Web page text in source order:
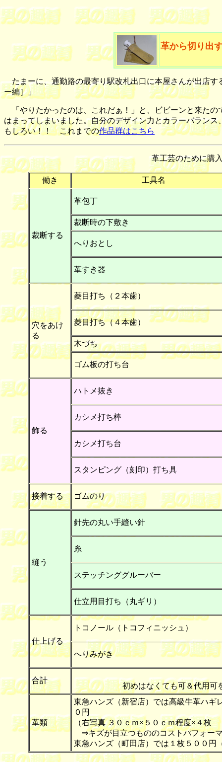
革から切り出
たまーに、通勤路の最寄り駅改札出口に本屋さんが出店す
ー編］」
「やりたかったのは、これだぁ！」と、ビビーンと来たの
はまってしまいました。自分のデザイン力とカラーバラン
もしろい！！ これまでの作品群はこちら
革工芸のために購
働き 工具名
裁断する
革包丁
裁断時の下敷き
へりおとし
革すき器
穴をあけ
る
菱目打ち（２本歯）
菱目打ち（４本歯）
木づち
ゴム板の打ち台
飾る
ハトメ抜き
カシメ打ち棒
カシメ打ち台
スタンピング（刻印）打ち具
接着する ゴムのり
縫う
針先の丸い手縫い針
糸
ステッチンググルーバー
仕立用目打ち（丸ギリ）
仕上げる
トコノール（トコフィニッシュ）
へりみがき
合計
初めはなくても可＆代用
革類
東急ハンズ（新宿店）では高級牛革ハギ
０円
（右写真 ３０ｃｍ×５０ｃｍ程度×４枚
⇒キズが目立つもののコストパフォー
東急ハンズ（町田店）では１枚５００円